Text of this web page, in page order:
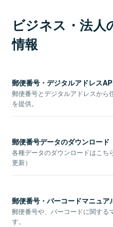
ビジネス・法人
情報
郵便番号・デジタルアドレス
郵便番号とデジタルアドレスから
を提供。
郵便番号データのダウンロード
各種データのダウンロードはこち
更新）
郵便番号・バーコードマニュア
郵便番号や、バーコードに関する
す。